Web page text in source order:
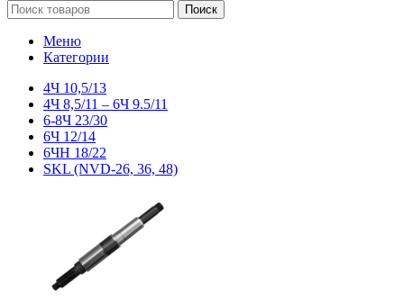
Поиск
Меню
Категории
4Ч 10,5/13
4Ч 8,5/11 – 6Ч 9.5/11
6-8Ч 23/30
6Ч 12/14
6ЧН 18/22
SKL (NVD-26, 36, 48)